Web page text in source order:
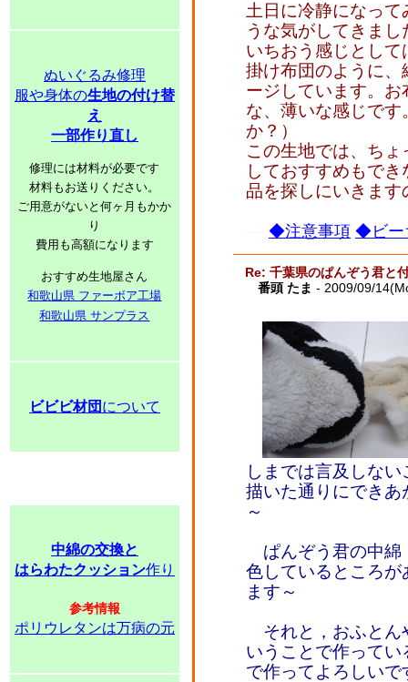
ぬいぐるみ修理
服や身体の生地の付け替
え
一部作り直し
修理には材料が必要です
材料もお送りください。
ご用意がないと何ヶ月もかか
り
費用も高額になります
おすすめ生地屋さん
和歌山県 ファーボア工場
和歌山県 サンプラス
ビビビ材団 について
中綿の交換と
はらわたクッション作り
参考情報
ポリウレタンは万病の元
土日に冷静になっ
うな気がしてきま
いちおう感じとし
掛け布団のように
ージしています。
な、薄いな感じで
か？）
この生地では、ち
しておすすめもで
品を探しにいきま
◆注意事項 ◆ビー
Re: 千葉県のぱんぞう君と
番頭 たま - 2009/09/
しまでは言及しな
描いた通りにでき
～
ぱんぞう君の中綿
色しているところ
ます～
それと，おふとん
いうことで作って
で作ってよろしいで